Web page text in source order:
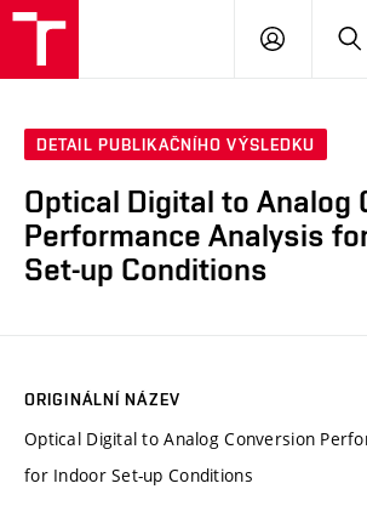
PŘIHLÁSIT
DETAIL PUBLIKAČNÍHO VÝSLEDKU
Optical Digital to Analog
Performance Analysis
Set-up Conditions
ORIGINÁLNÍ NÁZEV
Optical Digital to Analog Conversion
for Indoor Set-up Conditions